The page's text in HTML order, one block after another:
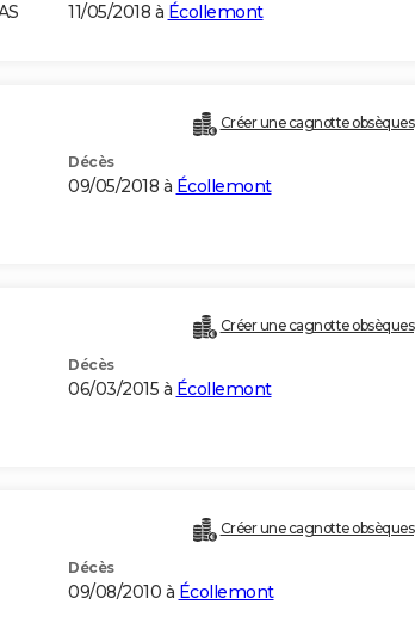
11/05/2018 à Écollemont
Créer une cagnotte obsèques
Décès
09/05/2018 à Écollemont
Créer une cagnotte obsèques
Décès
06/03/2015 à Écollemont
Créer une cagnotte obsèques
Décès
09/08/2010 à Écollemont